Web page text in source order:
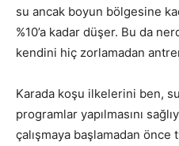
su ancak boyun bölgesine
%10’a kadar düşer. Bu da
kendini hiç zorlamadan
Karada koşu ilkelerini ben,
programlar yapılmasını
çalışmaya başlamadan önce